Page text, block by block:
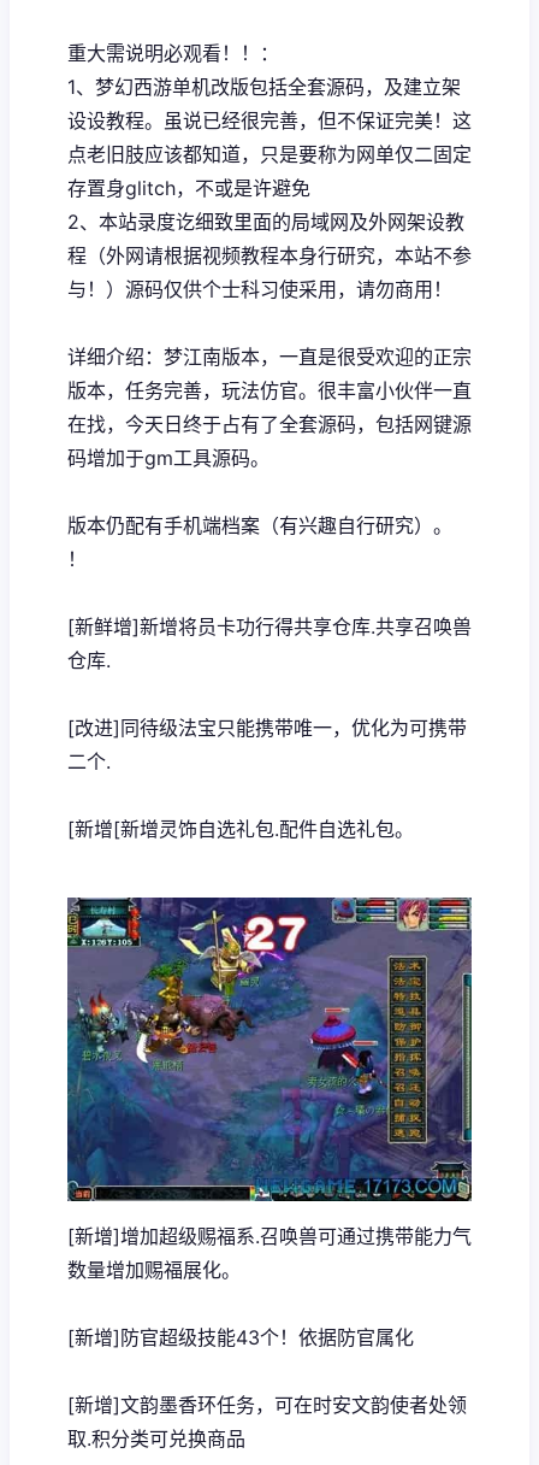
重大需说明必观看！！：
1、 梦幻西游单机改版包括全套源码，及建立架
设设教程。虽说已经很完善，但不保证完美！这
点老旧肢应该都知道，只是要称为网单仅二固定
存置身glitch，不或是许避免
2、本站录度讫细致里面的局域网及外网架设教
程（外网请根据视频教程本身行研究，本站不参
与！）源码仅供个士科习使采用，请勿商用！
详细介绍：梦江南版本，一直是很受欢迎的正宗
版本，任务完善，玩法仿官。很丰富小伙伴一直
在找，今天日终于占有了全套源码，包括网键源
码增加于gm工具源码。
版本仍配有手机端档案（有兴趣自行研究）。
！
[新鲜增]新增将员卡功行得共享仓库.共享召唤兽
仓库.
[改进]同待级法宝只能携带唯一，优化为可携带
二个.
[新增[新增灵饰自选礼包.配件自选礼包。
[新增]增加超级赐福系.召唤兽可通过携带能力气
数量增加赐福展化。
[新增]防官超级技能43个！依据防官属化
[新增]文韵墨香环任务，可在时安文韵使者处领
取.积分类可兑换商品